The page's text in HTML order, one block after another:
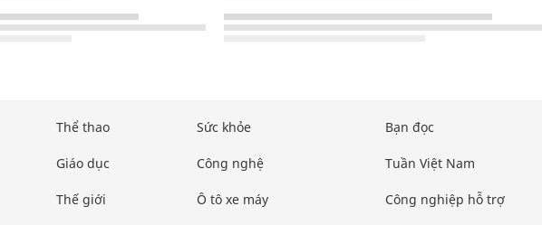
Thể thao
Giáo dục
Thế giới
Sức khỏe
Công nghệ
Ô tô xe máy
Bạn đọc
Tuần Việt Nam
Công nghiệp hỗ trợ